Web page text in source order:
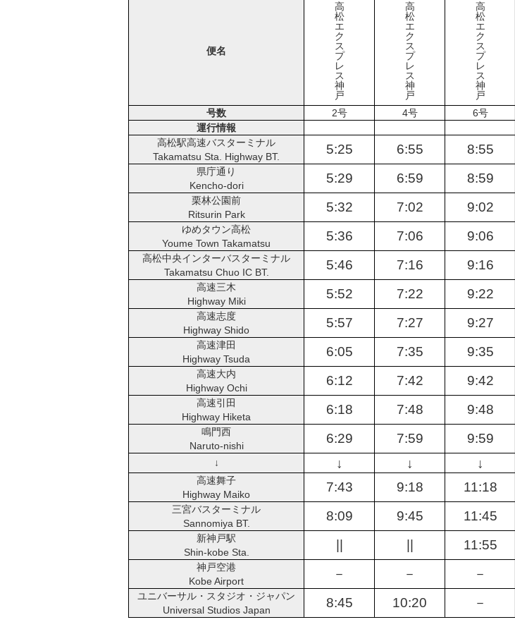
便名
高
松
エ
ク
ス
プ
レ
ス
神
戸
高
松
エ
ク
ス
プ
レ
ス
神
戸
高
松
エ
ク
ス
プ
レ
ス
神
戸
号数
2号 4号 6号
運行情報
高松駅高速バスターミナル
Takamatsu Sta. Highway BT.
5:25 6:55 8:55
県庁通り
Kencho-dori
5:29 6:59 8:59
栗林公園前
Ritsurin Park
5:32 7:02 9:02
ゆめタウン高松
Youme Town Takamatsu
5:36 7:06 9:06
高松中央インターバスターミナル
Takamatsu Chuo IC BT.
5:46 7:16 9:16
高速三木
Highway Miki
5:52 7:22 9:22
高速志度
Highway Shido
5:57 7:27 9:27
高速津田
Highway Tsuda
6:05 7:35 9:35
高速大内
Highway Ochi
6:12 7:42 9:42
高速引田
Highway Hiketa
6:18 7:48 9:48
鳴門西
Naruto-nishi
6:29 7:59 9:59
↓ ↓ ↓ ↓
高速舞子
Highway Maiko
7:43 9:18 11:18
三宮バスターミナル
Sannomiya BT.
8:09 9:45 11:45
新神戸駅
Shin-kobe Sta.
11:55
神戸空港
Kobe Airport
－ － －
ユニバーサル・スタジオ・ジャパン
Universal Studios Japan
8:45 10:20 －